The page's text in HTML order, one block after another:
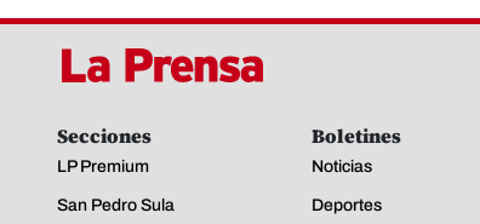
Secciones
LP Premium
San Pedro Sula
Boletines
Noticias
Deportes